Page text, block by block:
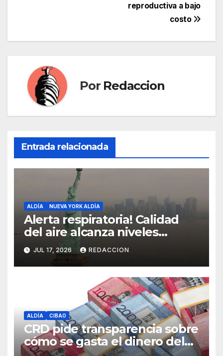
reproductiva a bajo
costo
Por Redaccion
Entrada relacionada
ALDÍA NUEVA YORK ALDÍA
Alerta respiratoria! Calidad
del aire alcanza niveles
peligrosos en NYC
JUL 17, 2026 REDACCION
ALDÍA CIBAO
CRD pide transparencia sobre
cómo se gasta el dinero del